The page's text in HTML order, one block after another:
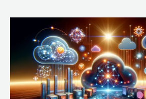
Nuvem:
Google
Cloud,